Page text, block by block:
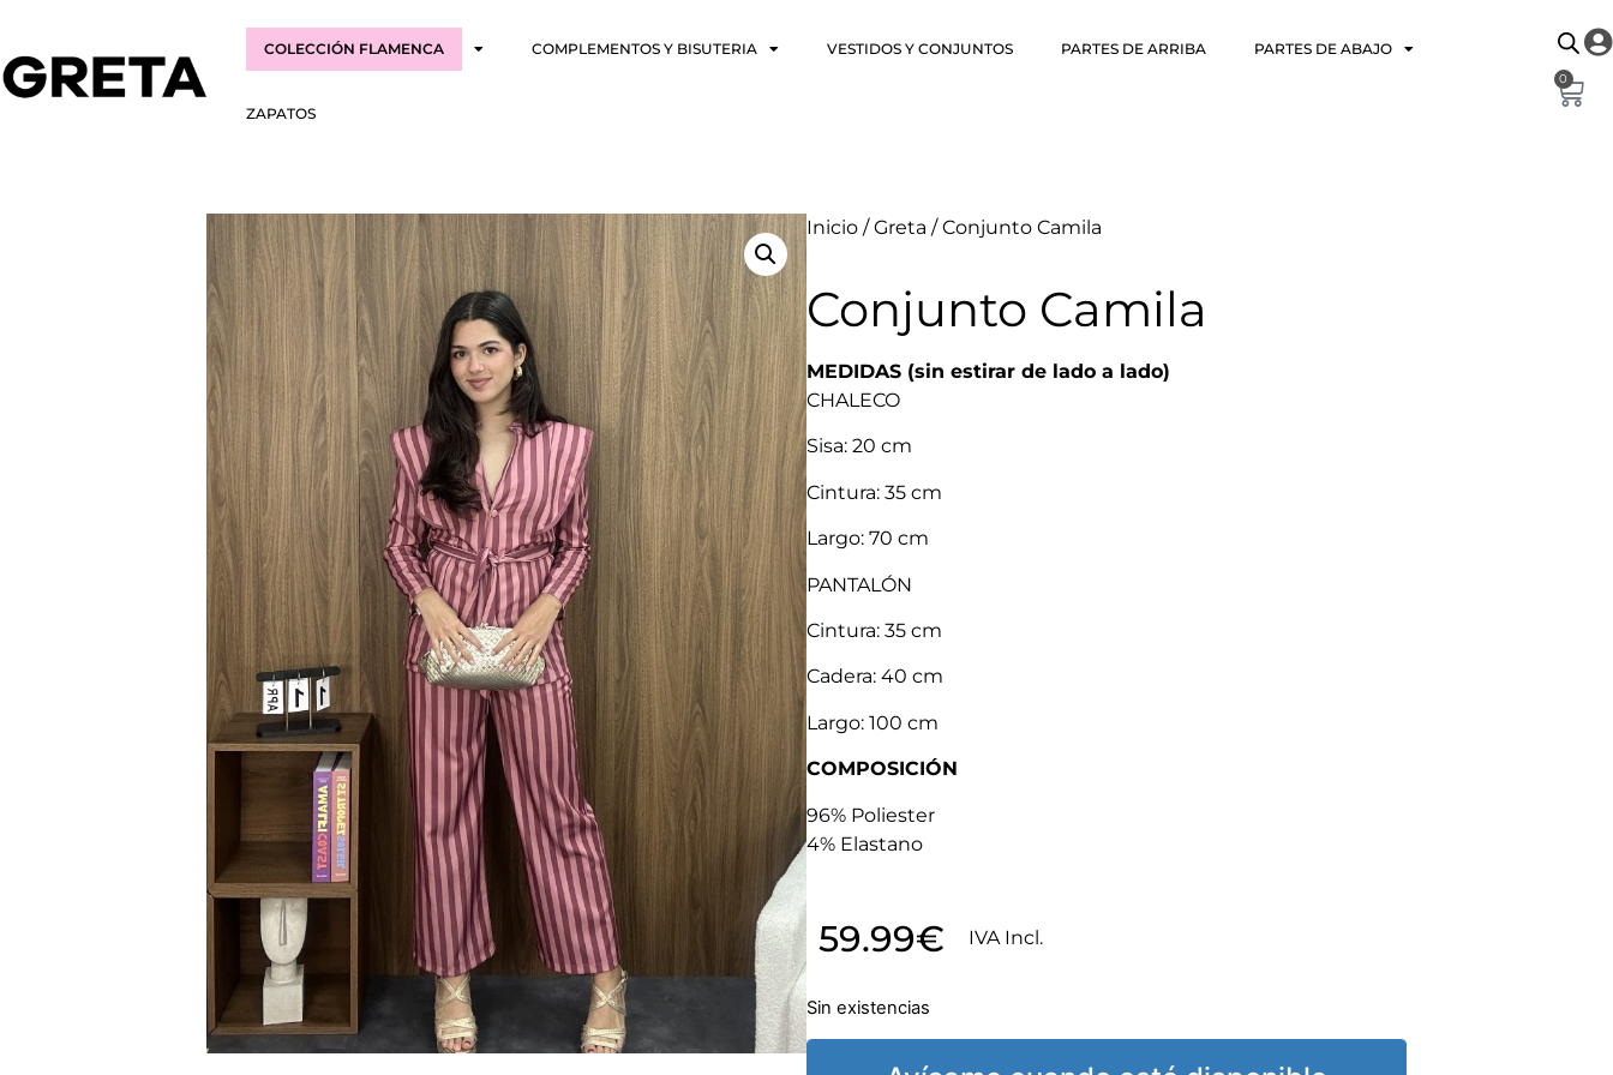
COLECCIÓN FLAMENCA COMPLEMENTOS Y BISUTERIA VESTIDOS Y CONJUNTOS PARTES DE ARRIBA PARTES DE ABAJO
ZAPATOS
0
Inicio /Greta / Conjunto Camila
Conjunto Camila
MEDIDAS (sin estirar de lado a lado)
CHALECO
Sisa: 20 cm
Cintura: 35 cm
Largo: 70 cm
PANTALÓN
Cintura: 35 cm
Cadera: 40 cm
Largo: 100 cm
COMPOSICIÓN
96% Poliester
4% Elastano
59.99€ IVA Incl.
Sin existencias